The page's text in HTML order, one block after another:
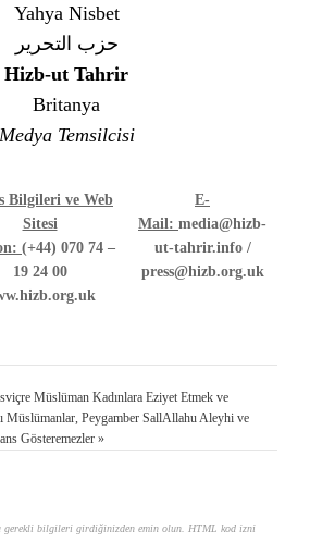
Yahya Nisbet
حزب التحرير
Hizb-ut Tahrir
Britanya
Medya Temsilcisi
Bilgileri ve Web
Sitesi
(+44) 070 74 –
19 24 00
E-
Mail: media@hizb-
ut-tahrir.info /
press@hizb.org.uk
Müslüman Kadınlara Eziyet Etmek ve
Müslümanlar, Peygamber SallAllahu Aleyhi ve
Gösteremezler »
bilgileri girdiğinizden emin olun. HTML kod izni